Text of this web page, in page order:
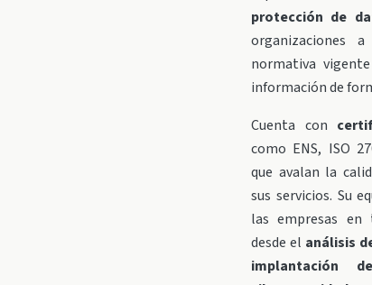
protección de
organizaciones
normativa
información de
Cuenta con
como ENS, ISO
que avalan la
sus servicios. Su
las empresas en
desde el análisis
implantación